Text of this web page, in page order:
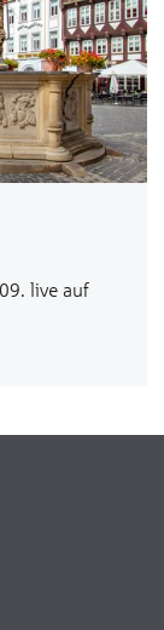
live auf